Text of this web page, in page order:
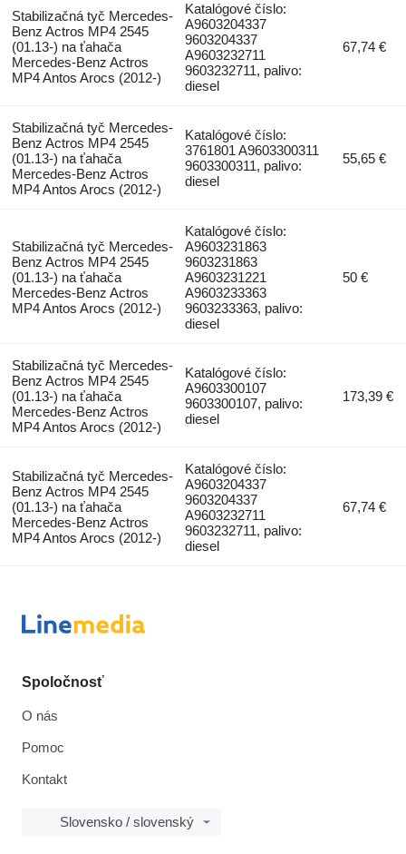
Stabilizačná tyč Mercedes-
Benz Actros MP4 2545
(01.13-) na ťahača
Mercedes-Benz Actros
MP4 Antos Arocs (2012-)
Katalógové číslo:
A9603204337
9603204337
A9603232711
9603232711, palivo:
diesel
67,74 €
Stabilizačná tyč Mercedes-
Benz Actros MP4 2545
(01.13-) na ťahača
Mercedes-Benz Actros
MP4 Antos Arocs (2012-)
Katalógové číslo:
3761801 A9603300311
9603300311, palivo:
diesel
55,65 €
Stabilizačná tyč Mercedes-
Benz Actros MP4 2545
(01.13-) na ťahača
Mercedes-Benz Actros
MP4 Antos Arocs (2012-)
Katalógové číslo:
A9603231863
9603231863
A9603231221
A9603233363
9603233363, palivo:
diesel
50 €
Stabilizačná tyč Mercedes-
Benz Actros MP4 2545
(01.13-) na ťahača
Mercedes-Benz Actros
MP4 Antos Arocs (2012-)
Katalógové číslo:
A9603300107
9603300107, palivo:
diesel
173,39 €
Stabilizačná tyč Mercedes-
Benz Actros MP4 2545
(01.13-) na ťahača
Mercedes-Benz Actros
MP4 Antos Arocs (2012-)
Katalógové číslo:
A9603204337
9603204337
A9603232711
9603232711, palivo:
diesel
67,74 €
Spoločnosť
O nás
Pomoc
Kontakt
Slovensko / slovenský